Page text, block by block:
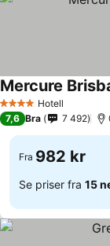
4 StjernerHotell
Mercure
7,6 Bra 7 492
Fra 982 kr
Se priser fra 15